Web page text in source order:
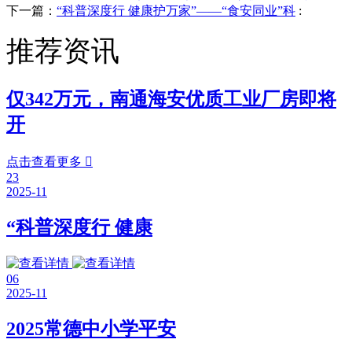
下一篇： “科普深度行 健康护万家”——“食安同业”科 :
推荐资讯
仅342万元，南通海安优质工业厂房即将
开
点击查看更多 
23
2025-11
“科普深度行 健康
06
2025-11
2025常德中小学平安